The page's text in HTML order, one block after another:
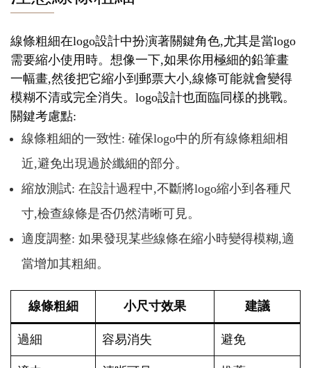
線條粗細在logo設計中扮演著關鍵角色,尤其是當logo
需要縮小使用時。想像一下,如果你用極細的鉛筆畫
一幅畫,然後把它縮小到郵票大小,線條可能就會變得
模糊不清或完全消失。logo設計也面臨同樣的挑戰。
關鍵考慮點:
線條粗細的一致性: 確保logo中的所有線條粗細相
近,避免出現過於纖細的部分。
縮放測試: 在設計過程中,不斷將logo縮小到各種尺
寸,檢查線條是否仍然清晰可見。
適度調整: 如果發現某些線條在縮小時變得模糊,適
當增加其粗細。
線條粗細 小尺寸效果 建議
過細 容易消失 避免